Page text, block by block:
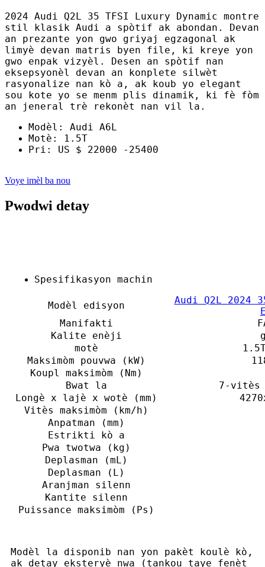
2024 Audi Q2L 35 TFSI Luxury Dynamic montre
stil klasik Audi a spòtif ak abondan. Devan
an prezante yon gwo griyaj egzagonal ak
limyè devan matris byen file, ki kreye yon
gwo enpak vizyèl. Desen an spòtif nan
eksepsyonèl devan an konplete silwèt
rasyonalize nan kò a, ak koub yo elegant
sou kote yo se menm plis dinamik, ki fè fòm
an jeneral trè rekonèt nan vil la.
Modèl: Audi A6L
Motè: 1.5T
Pri: US $ 22000 -25400
Voye imèl ba nou
Pwodwi detay
Spesifikasyon machin
Modèl edisyon
Audi Q2L 2024
Manifakti
Kalite enèji
motè
Maksimòm pouvwa (kW)
Koupl maksimòm (Nm)
Bwat la
7-vitès
Longè x lajè x wotè (mm)
Vitès maksimòm (km/h)
Anpatman (mm)
Estrikti kò a
Pwa twotwa (kg)
Deplasman (mL)
Deplasman (L)
Aranjman silenn
Kantite silenn
Puissance maksimòm (Ps)
Modèl la disponib nan yon pakèt koulè kò,
ak detay eksteryè nwa (tankou taye fenèt